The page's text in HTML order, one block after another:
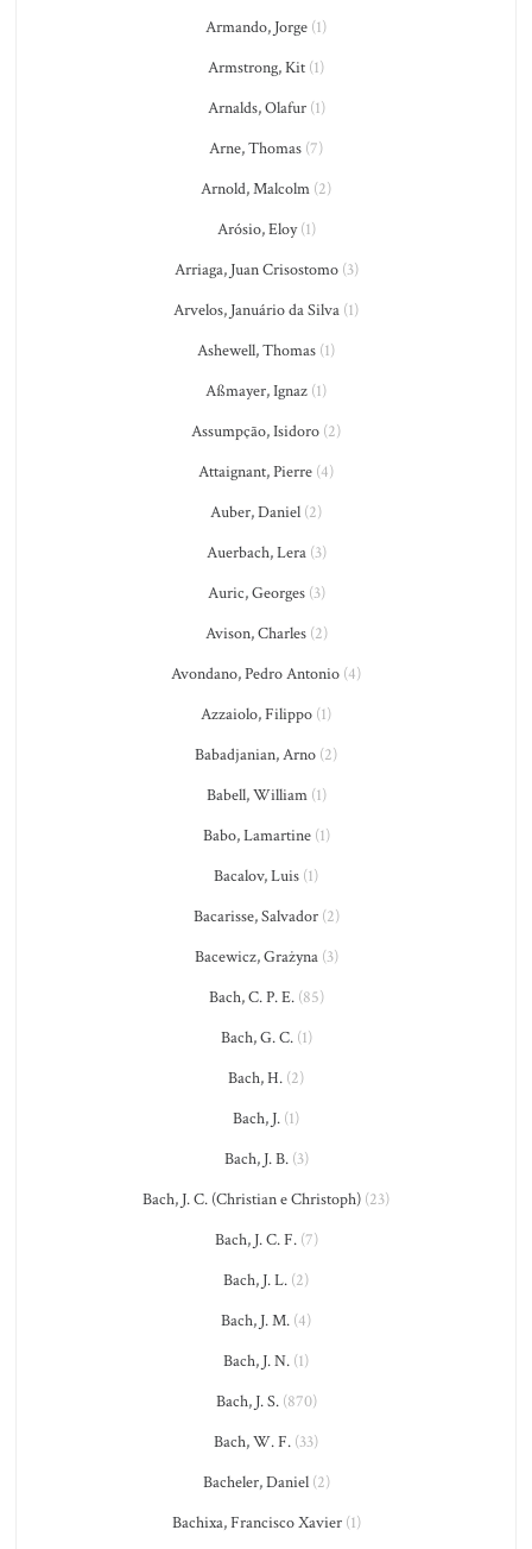
Armando, Jorge (1)
Armstrong, Kit (1)
Arnalds, Olafur(1)
Arne, Thomas (7)
Arnold, Malcolm (2)
Arósio, Eloy(1)
Arriaga, Juan Crisostomo(3)
Arvelos, Januário da Silva (1)
Ashewell, Thomas (1)
Aßmayer, Ignaz (1)
Assumpção, Isidoro (2)
Attaignant, Pierre (4)
Auber, Daniel (2)
Auerbach, Lera(3)
Auric, Georges(3)
Avison, Charles(2)
Avondano, Pedro Antonio (4)
Azzaiolo, Filippo (1)
Babadjanian, Arno (2)
Babell, William(1)
Babo, Lamartine(1)
Bacalov, Luis (1)
Bacarisse, Salvador(2)
Bacewicz, Grażyna(3)
Bach, C. P. E.(85)
Bach, G. C.(1)
Bach, H. (2)
Bach, J. (1)
Bach, J. B.(3)
Bach, J. C. (Christian e Christoph) (23)
Bach, J. C. F.(7)
Bach, J. L. (2)
Bach, J. M. (4)
Bach, J. N. (1)
Bach, J. S.(870)
Bach, W. F. (33)
Bacheler, Daniel(2)
Bachixa, Francisco Xavier(1)